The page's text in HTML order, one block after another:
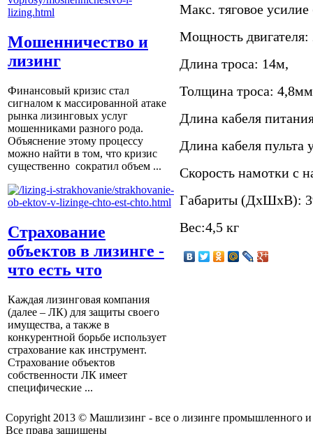
Мошенничество и
лизинг
Финансовый кризис стал
сигналом к массированной атаке
рынка лизинговых услуг
мошенниками разного рода.
Объяснение этому процессу
можно найти в том, что кризис
существенно сократил объем ...
Страхование
объектов в лизинге -
что есть что
Каждая лизинговая компания
(далее – ЛК) для защиты своего
имущества, а также в
конкурентной борьбе использует
страхование как инструмент.
Страхование объектов
собственности ЛК имеет
специфические ...
Макс. тяговое
Мощность двигателя:
Длина троса: 14м,
Толщина троса:
Длина кабеля
Длина кабеля пульта
Скорость намотки с
Габариты (ДхШхВ):
Вес:4,5 кг
Copyright 2013 © Машлизинг - все о лизинге промышленного и
Все права защищены